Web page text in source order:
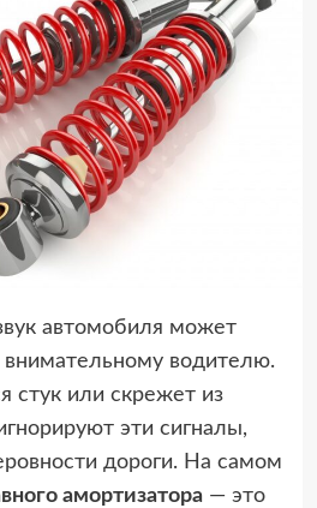
автомобиля может
внимательному водителю.
стук или скрежет из
эти сигналы,
дороги. На самом
амортизатора— это